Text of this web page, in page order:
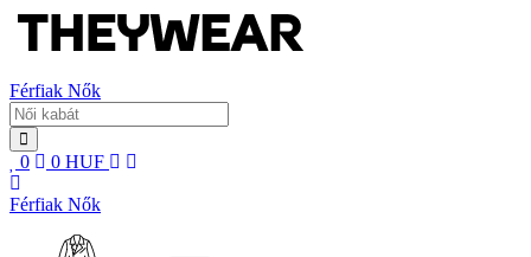
Férfiak Nők
0 0 HUF
Férfiak Nők